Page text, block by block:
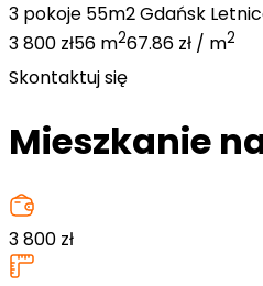
3 pokoje 55m2 Gdańsk
3 800 zł56 m267.86 zł / m2
Skontaktuj się
Mieszkanie
3 800 zł